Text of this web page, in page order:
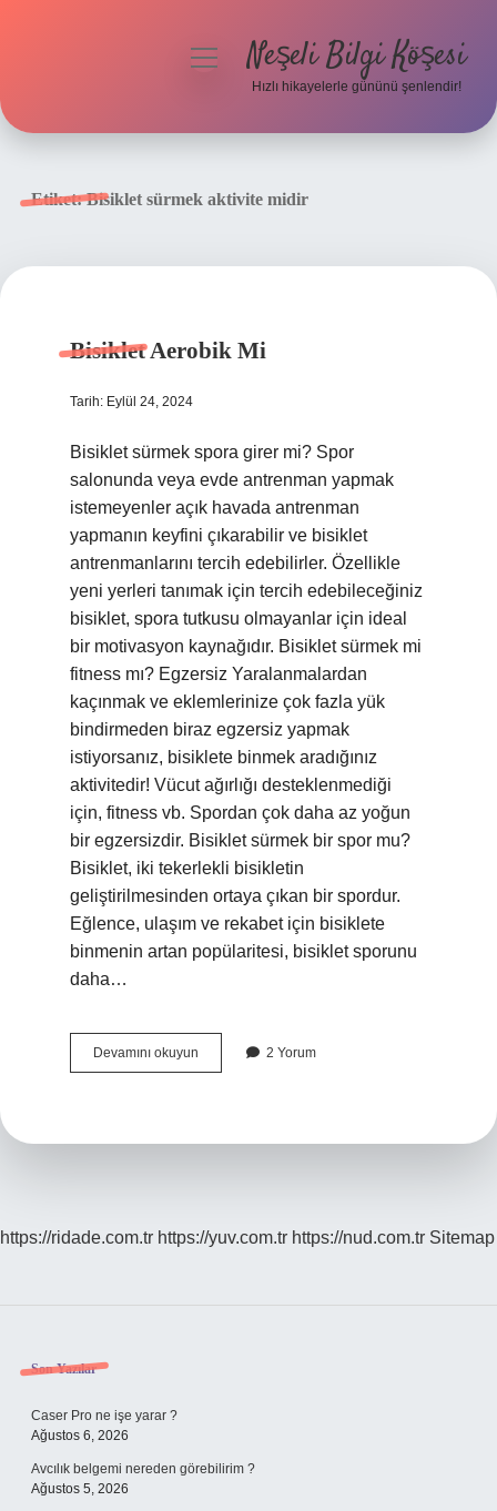
menüyüNeşeli Bilgi Köşesi
Hızlı hikayelerle gününü şenlendir!
Etiket:Bisiklet sürmek aktivite midir
Bisiklet Aerobik Mi
Tarih: Eylül 24, 2024
Bisiklet sürmek spora girer mi? Spor
salonunda veya evde antrenman yapmak
istemeyenler açık havada antrenman
yapmanın keyfini çıkarabilir ve bisiklet
antrenmanlarını tercih edebilirler. Özellikle
yeni yerleri tanımak için tercih edebileceğiniz
bisiklet, spora tutkusu olmayanlar için ideal
bir motivasyon kaynağıdır. Bisiklet sürmek mi
fitness mı? Egzersiz Yaralanmalardan
kaçınmak ve eklemlerinize çok fazla yük
bindirmeden biraz egzersiz yapmak
istiyorsanız, bisiklete binmek aradığınız
aktivitedir! Vücut ağırlığı desteklenmediği
için, fitness vb. Spordan çok daha az yoğun
bir egzersizdir. Bisiklet sürmek bir spor mu?
Bisiklet, iki tekerlekli bisikletin
geliştirilmesinden ortaya çıkan bir spordur.
Eğlence, ulaşım ve rekabet için bisiklete
binmenin artan popülaritesi, bisiklet sporunu
daha…
Devamını okuyun
Aerobik
2 Yorum
https://ridade.com.tr https://yuv.com.tr https://nud.com.tr Sitemap
Sidebar
Son Yazılar
Caser Pro ne işe yarar ?
Ağustos 6, 2026
Avcılık belgemi nereden görebilirim ?
Ağustos 5, 2026